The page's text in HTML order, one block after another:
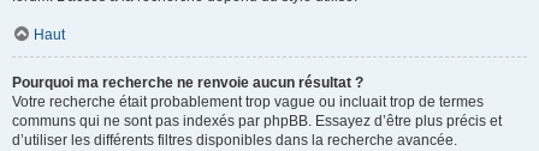
Haut
Pourquoi ma recherche ne renvoie aucun résultat ?
Votre recherche était probablement trop vague ou incluait trop de termes
communs qui ne sont pas indexés par phpBB. Essayez d’être plus précis et
d’utiliser les différents filtres disponibles dans la recherche avancée.